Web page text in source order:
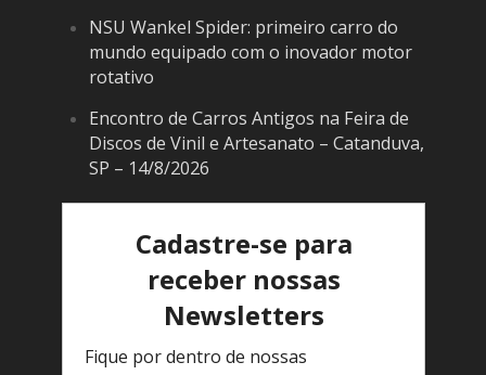
NSU Wankel Spider: primeiro carro do
mundo equipado com o inovador motor
rotativo
Encontro de Carros Antigos na Feira de
Discos de Vinil e Artesanato – Catanduva,
SP – 14/8/2026